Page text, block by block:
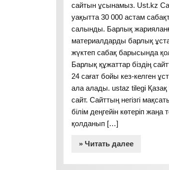
сайтын ұсынамыз. Ust.kz
уақытта 30 000 астам
салынды. Барлық
материалдарды барлық
жүктеп сабақ барысында
Барлық құжаттар біздің
24 сағат бойы кез-келген
ала алады. ustaz tilegi Қазақ
сайт. Сайттың негізгі
білім деңгейін көтеріп
қолданып […]
» Читать далее